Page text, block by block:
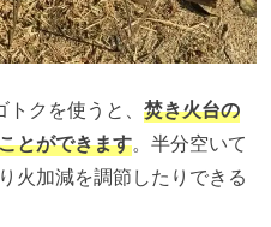
クを使うと、 焚き火台の
とができます。半分空いて
火加減を調節したりできる